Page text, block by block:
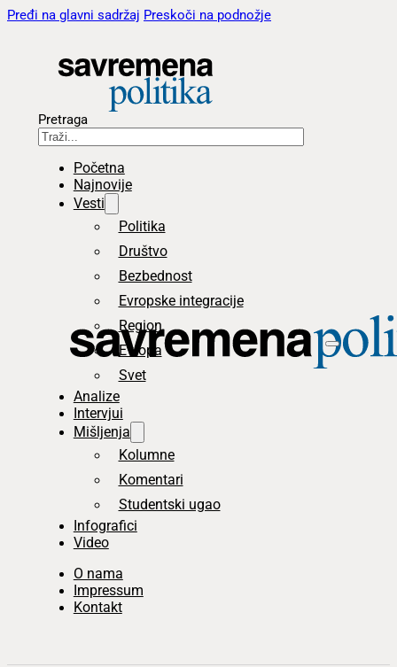
Pređi na glavni sadržaj Preskoči na podnožje
Pretraga
Početna
Najnovije
Vesti
Politika
Društvo
Bezbednost
Evropske integracije
Region
Evropa
Svet
Analize
Intervjui
Mišljenja
Kolumne
Komentari
Studentski ugao
Infografici
Video
O nama
Impressum
Kontakt